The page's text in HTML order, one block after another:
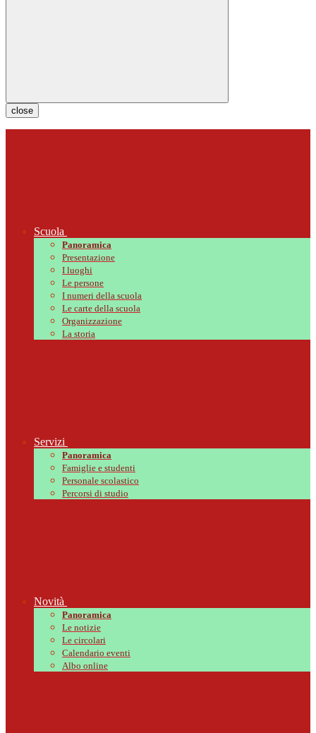
close
Scuola
Panoramica
Presentazione
I luoghi
Le persone
I numeri della scuola
Le carte della scuola
Organizzazione
La storia
Servizi
Panoramica
Famiglie e studenti
Personale scolastico
Percorsi di studio
Novità
Panoramica
Le notizie
Le circolari
Calendario eventi
Albo online